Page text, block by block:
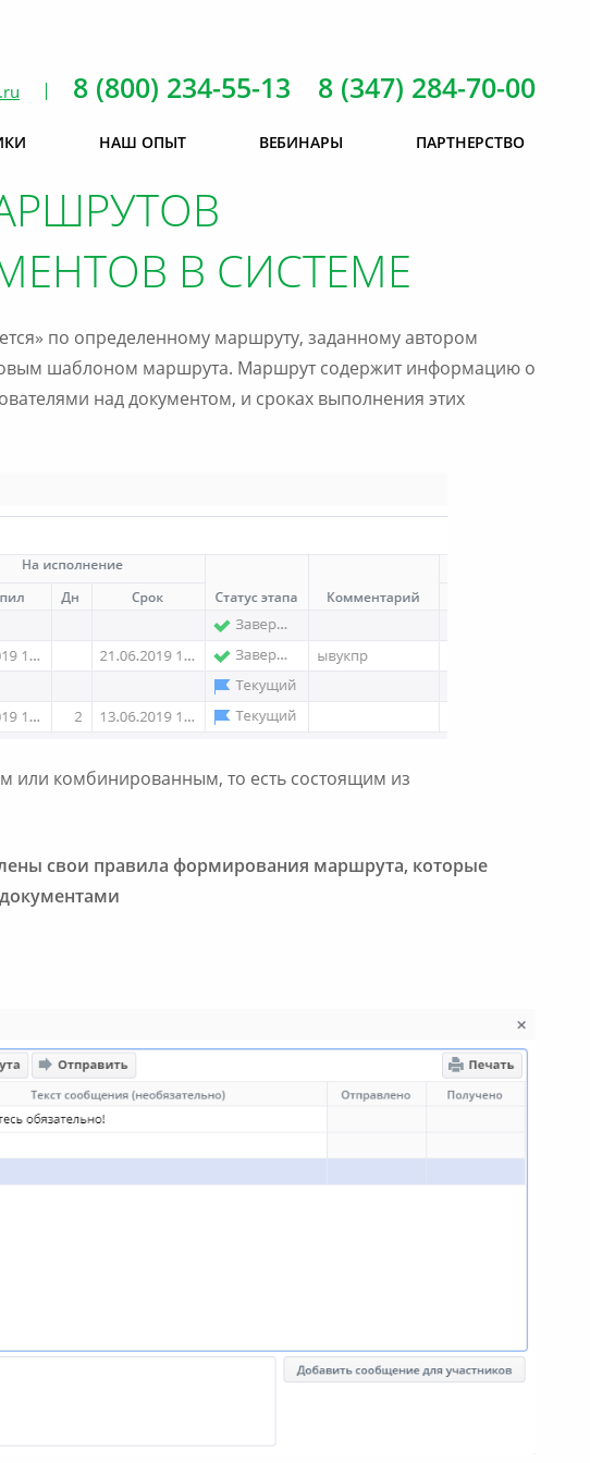
В СИСТЕМЕ
по определенному маршруту, заданному автором
шаблоном маршрута. Маршрут содержит информацию о
над документом, и сроках выполнения этих
или комбинированным, то есть состоящим из
свои правила формирования маршрута, которые
8 (800) 234-55-13 8 (347) 284-70-00
НАШ ОПЫТ ВЕБИНАРЫ ПАРТНЕРСТВО